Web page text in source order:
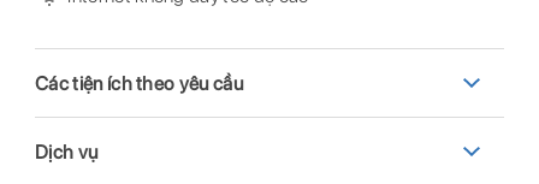
Các tiện ích theo yêu cầu
Dịch vụ